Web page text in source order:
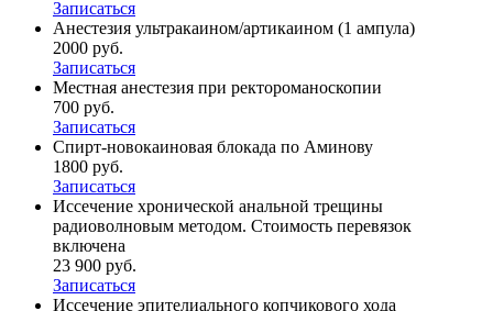
Записаться
Анестезия ультракаином/артикаином (1 ампула)
2000 руб.
Записаться
Местная анестезия при ректороманоскопии
700 руб.
Записаться
Спирт-новокаиновая блокада по Аминову
1800 руб.
Записаться
Иссечение хронической анальной трещины
радиоволновым методом. Стоимость перевязок
включена
23 900 руб.
Записаться
Иссечение эпителиального копчикового хода